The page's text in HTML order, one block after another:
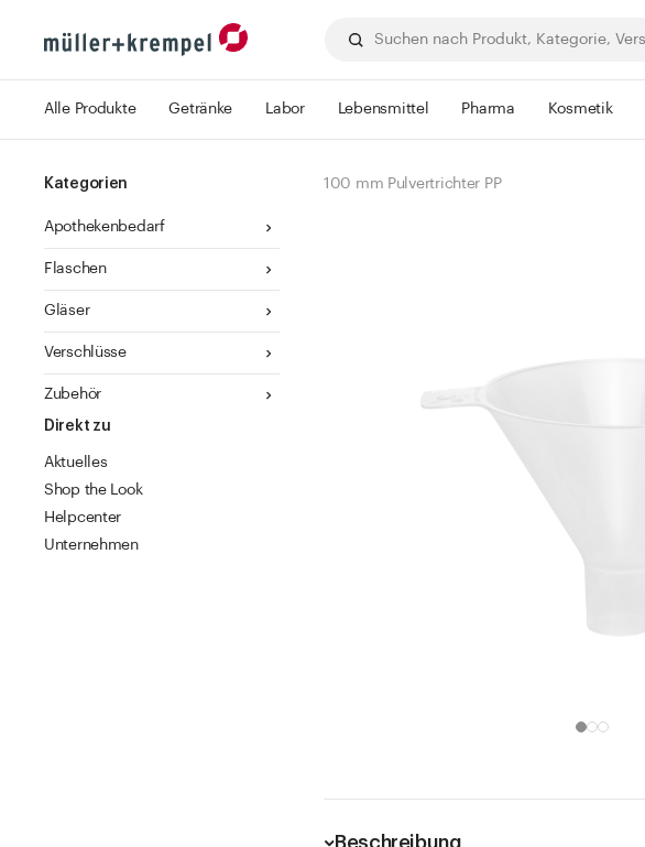
Alle Produkte Getränke Labor Lebensmittel Pharma Kosmetik
Kategorien
Apothekenbedarf
Flaschen
Gläser
Verschlüsse
Zubehör
Direkt zu
Aktuelles
Shop the Look
Helpcenter
Unternehmen
100 mm Pulvertrichter PP
Beschreibung